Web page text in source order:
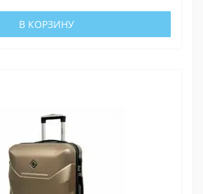
В КОРЗИНУ